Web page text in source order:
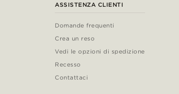
ASSISTENZA CLIENTI
Domande frequenti
Crea un reso
Vedi le opzioni di spedizione
Recesso
Contattaci